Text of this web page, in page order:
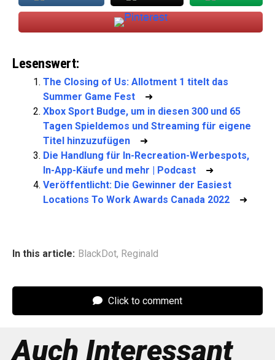
Lesenswert:
The Closing of Us: Allotment 1 titelt das
Summer Game Fest ➜
Xbox Sport Budge, um in diesen 300 und 65
Tagen Spieldemos und Streaming für eigene
Titel hinzuzufügen ➜
Die Handlung für In-Recreation-Werbespots,
In-App-Käufe und mehr | Podcast ➜
Veröffentlicht: Die Gewinner der Easiest
Locations To Work Awards Canada 2022 ➜
In this article: BlackDot, Reginald
Click to comment
Auch Interessant